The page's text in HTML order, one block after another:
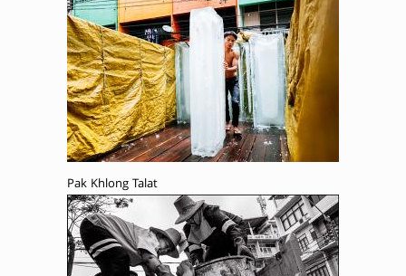
Pak Khlong Talat